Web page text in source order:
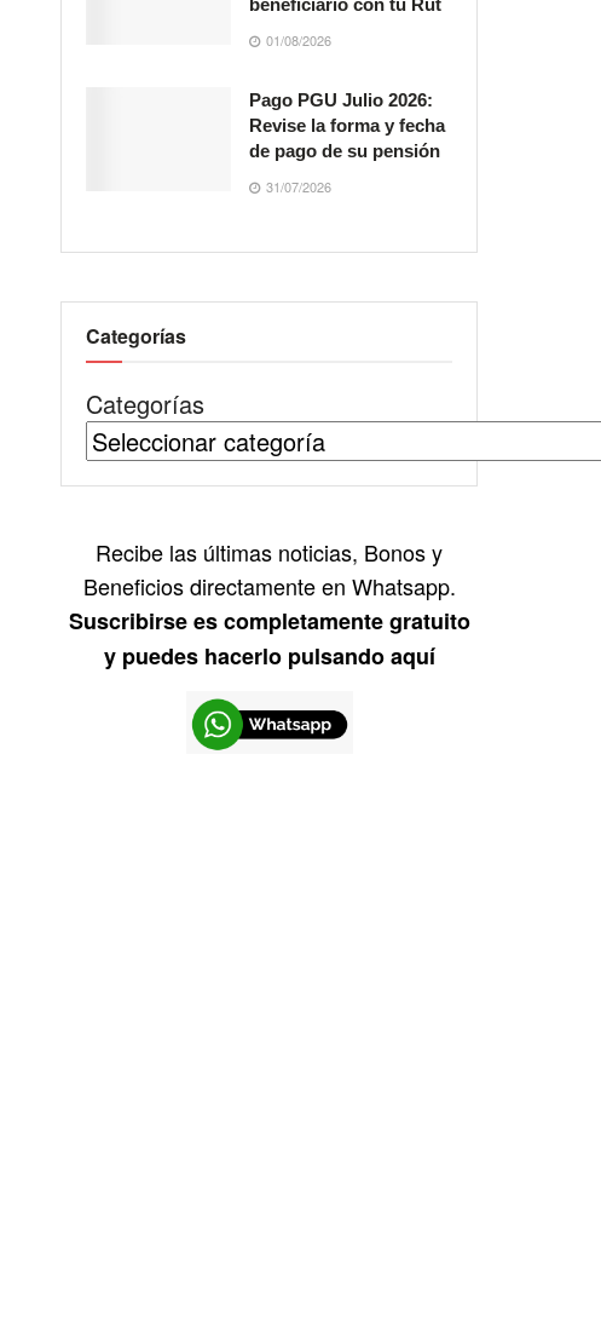
beneficiario con tu Rut
01/08/2026
Pago PGU Julio 2026:
Revise la forma y fecha
de pago de su pensión
31/07/2026
Categorías
Categorías
Recibe las últimas noticias, Bonos y
Beneficios directamente en Whatsapp.
Suscribirse es completamente gratuito
y puedes hacerlo pulsando aquí